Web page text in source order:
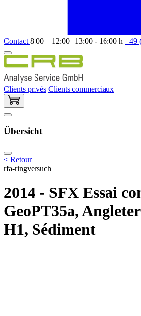
Contact 8:00 – 12:00 | 13:00 - 16:00 h +49
Clients privés Clients commerciaux
Übersicht
< Retour
rfa-ringversuch
2014 - SFX Essai
GeoPT35a,
H1, Sédiment